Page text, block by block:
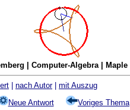
| Computer-Algebra | Maple
nach Autor| mit Auszug
Neue Antwort Voriges Thema